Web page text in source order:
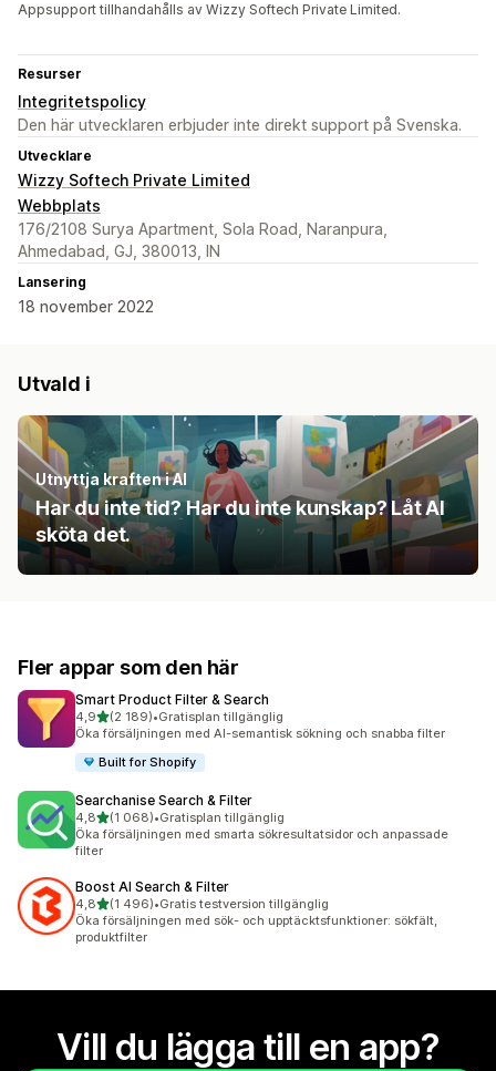
Appsupport tillhandahålls av Wizzy Softech Private Limited.
Resurser
Integritetspolicy
Den här utvecklaren erbjuder inte direkt support på Svenska.
Utvecklare
Wizzy Softech Private Limited
Webbplats
176/2108 Surya Apartment, Sola Road, Naranpura,
Ahmedabad, GJ, 380013, IN
Lansering
18 november 2022
Utvald i
Utnyttja kraften i AI
Har du inte tid? Har du inte kunskap? Låt AI
sköta det.
Fler appar som den här
Smart Product Filter & Search
4,9av 5 stjärnor
(2 189)
2189 recensioner totalt
•Gratisplan tillgänglig
Öka försäljningen med AI-semantisk sökning och snabba filter
Built for Shopify
Searchanise Search & Filter
4,8av 5 stjärnor
(1 068)
1068 recensioner totalt
•Gratisplan tillgänglig
Öka försäljningen med smarta sökresultatsidor och anpassade
filter
Boost AI Search & Filter
4,8av 5 stjärnor
(1 496)
1496 recensioner totalt
•Gratis testversion tillgänglig
Öka försäljningen med sök- och upptäcktsfunktioner: sökfält,
produktfilter
Vill du lägga till en app?